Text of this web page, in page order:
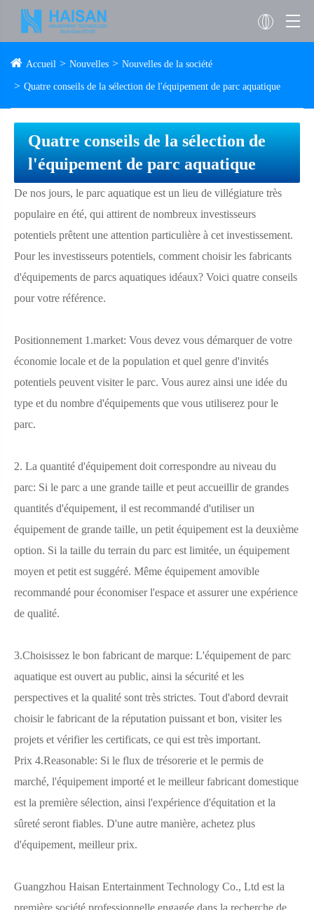
Accueil Nouvelles Nouvelles de la société
Quatre conseils de la sélection de l'équipement de parc aquatique
Quatre conseils de la sélection de
l'équipement de parc aquatique
De nos jours, le parc aquatique est un lieu de villégiature très
populaire en été, qui attirent de nombreux investisseurs
potentiels prêtent une attention particulière à cet investissement.
Pour les investisseurs potentiels, comment choisir les fabricants
d'équipements de parcs aquatiques idéaux? Voici quatre conseils
pour votre référence.
Positionnement 1.market: Vous devez vous démarquer de votre
économie locale et de la population et quel genre d'invités
potentiels peuvent visiter le parc. Vous aurez ainsi une idée du
type et du nombre d'équipements que vous utiliserez pour le
parc.
2. La quantité d'équipement doit correspondre au niveau du
parc: Si le parc a une grande taille et peut accueillir de grandes
quantités d'équipement, il est recommandé d'utiliser un
équipement de grande taille, un petit équipement est la deuxième
option. Si la taille du terrain du parc est limitée, un équipement
moyen et petit est suggéré. Même équipement amovible
recommandé pour économiser l'espace et assurer une expérience
de qualité.
3.Choisissez le bon fabricant de marque: L'équipement de parc
aquatique est ouvert au public, ainsi la sécurité et les
perspectives et la qualité sont très strictes. Tout d'abord devrait
choisir le fabricant de la réputation puissant et bon, visiter les
projets et vérifier les certificats, ce qui est très important.
Prix ​​4.Reasonable: Si le flux de trésorerie et le permis de
marché, l'équipement importé et le meilleur fabricant domestique
est la première sélection, ainsi l'expérience d'équitation et la
sûreté seront fiables. D'une autre manière, achetez plus
d'équipement, meilleur prix.
Guangzhou Haisan Entertainment Technology Co., Ltd est la
première société professionnelle engagée dans la recherche de